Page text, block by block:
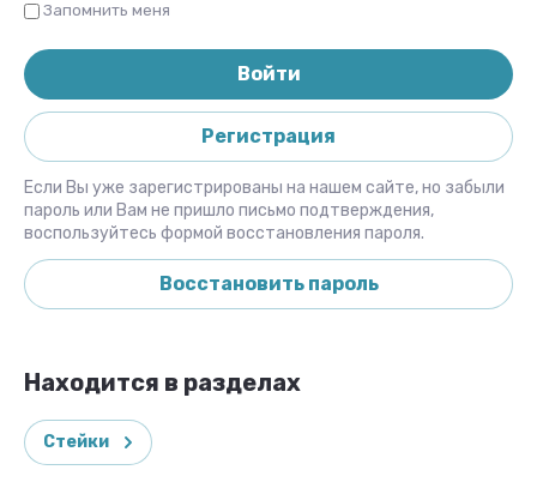
Запомнить меня
Войти
Регистрация
Если Вы уже зарегистрированы на нашем сайте, но забыли
пароль или Вам не пришло письмо подтверждения,
воспользуйтесь формой восстановления пароля.
Восстановить пароль
Находится в разделах
Стейки